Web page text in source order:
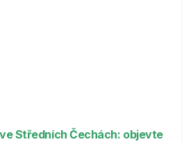
Středních Čechách: objevte